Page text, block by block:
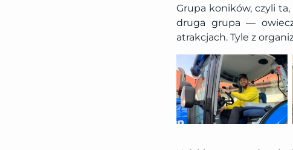
Grupa koników, czyli
druga grupa —
atrakcjach. Tyle z